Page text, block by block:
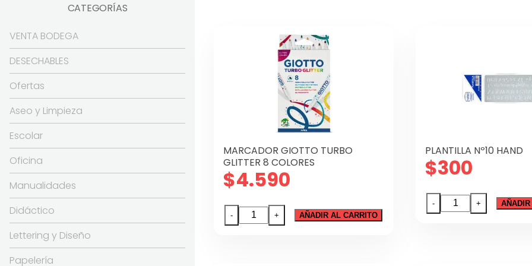
CATEGORÍAS
VENTA BODEGA
DESECHABLES
Ofertas
Aseo y Limpieza
Escolar
Oficina
Manualidades
Didáctico
Lettering y Diseño
Papelería
MARCADOR GIOTTO TURBO
GLITTER 8 COLORES
$4.590
-
MARCADOR
GIOTTO
+ AÑADIR AL CARRITO
PLANTILLA Nº10 HAND
$300
-
PLANTILLA
Nº10
+